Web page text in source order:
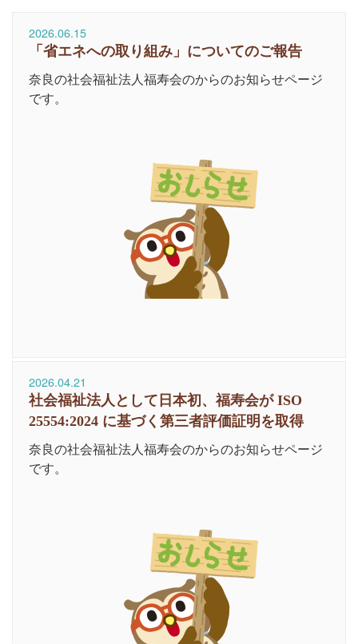
2026.06.15
「省エネへの取り組み」についてのご報告
奈良の社会福祉法人福寿会のからのお知らせページ
です。
2026.04.21
社会福祉法人として日本初、福寿会が ISO
25554:2024 に基づく第三者評価証明を取得
奈良の社会福祉法人福寿会のからのお知らせページ
です。